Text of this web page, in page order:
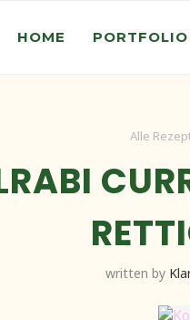
HOME
Alle
written by